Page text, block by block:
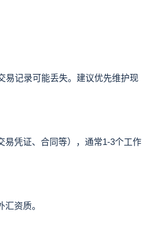
记录可能丢失。建议优先维护现
凭证、合同等），通常1-3个工作
资质。